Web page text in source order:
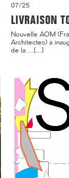
07/25
LIVRAISON
Nouvelle AOM
Architectes) a
de la ...[...]